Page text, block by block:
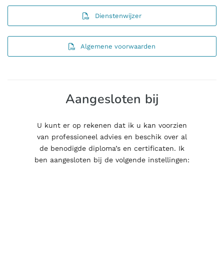
Dienstenwijzer
Algemene voorwaarden
Aangesloten bij
U kunt er op rekenen dat ik u kan voorzien
van professioneel advies en beschik over al
de benodigde diploma’s en certificaten. Ik
ben aangesloten bij de volgende instellingen: